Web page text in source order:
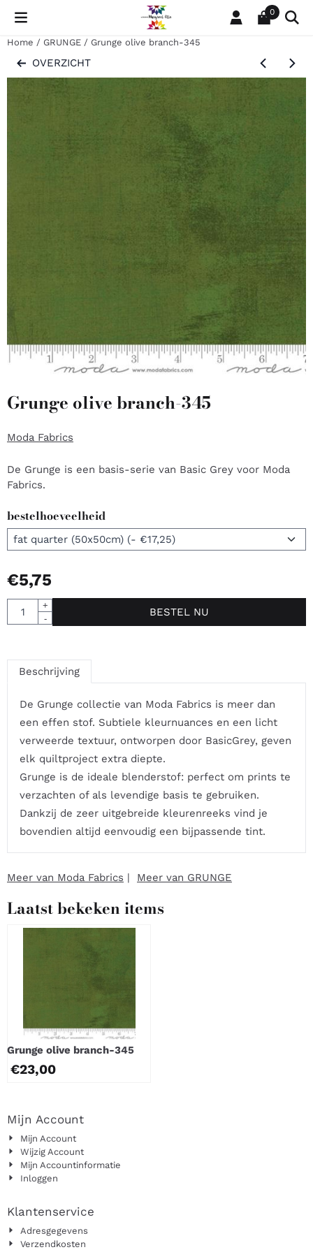
Cookievoorkeuren zijn momenteel gesloten. 0
Home / GRUNGE / Grunge olive branch-345
OVERZICHT
Grunge olive branch-345
Moda Fabrics
De Grunge is een basis-serie van Basic Grey voor Moda
Fabrics.
bestelhoeveelheid
€5,75
Aantal
+
-
BESTEL NU
Beschrijving
De Grunge collectie van Moda Fabrics is meer dan
een effen stof. Subtiele kleurnuances en een licht
verweerde textuur, ontworpen door BasicGrey, geven
elk quiltproject extra diepte.
Grunge is de ideale blenderstof: perfect om prints te
verzachten of als levendige basis te gebruiken.
Dankzij de zeer uitgebreide kleurenreeks vind je
bovendien altijd eenvoudig een bijpassende tint.
Meer van Moda Fabrics | Meer van GRUNGE
Laatst bekeken items
Grunge olive branch-345
€23,00
Mijn Account
Mijn Account
Wijzig Account
Mijn Accountinformatie
Inloggen
Klantenservice
Adresgegevens
Verzendkosten